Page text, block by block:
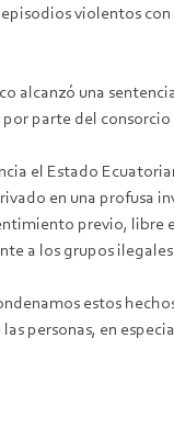
violentos
alcanzó una
parte del
el Estado
en una profusa
previo, libre
a los grupos
estos
personas, en